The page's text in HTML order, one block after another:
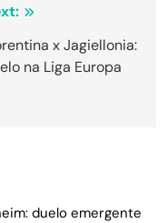
x Jagiellonia:
na Liga Europa
duelo emergente